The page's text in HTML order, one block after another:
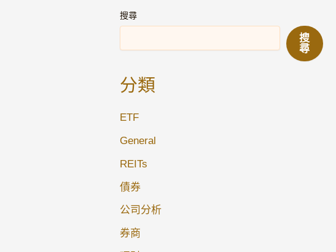
搜尋
搜
尋
分類
ETF
General
REITs
債券
公司分析
券商